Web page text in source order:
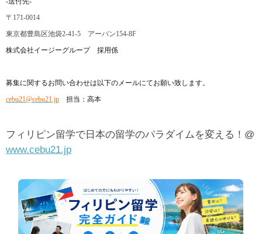
〒 171-0014
東京都豊島区池袋2-41-5 アーバン154-8F
株式会社イージーグループ 採用係
募集に関するお問い合わせは以下のメールにてお願い致します。
cebu21@cebu21.jp 担当：高本
フィリピン留学で日本の留学のパラダイムを変える！@
www.cebu21.jp